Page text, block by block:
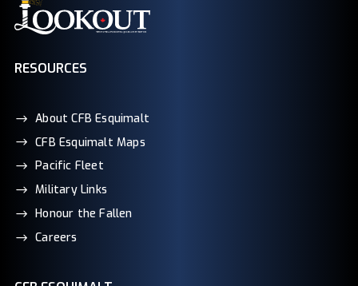
RESOURCES
About CFB Esquimalt
CFB Esquimalt Maps
Pacific Fleet
Military Links
Honour the Fallen
Careers